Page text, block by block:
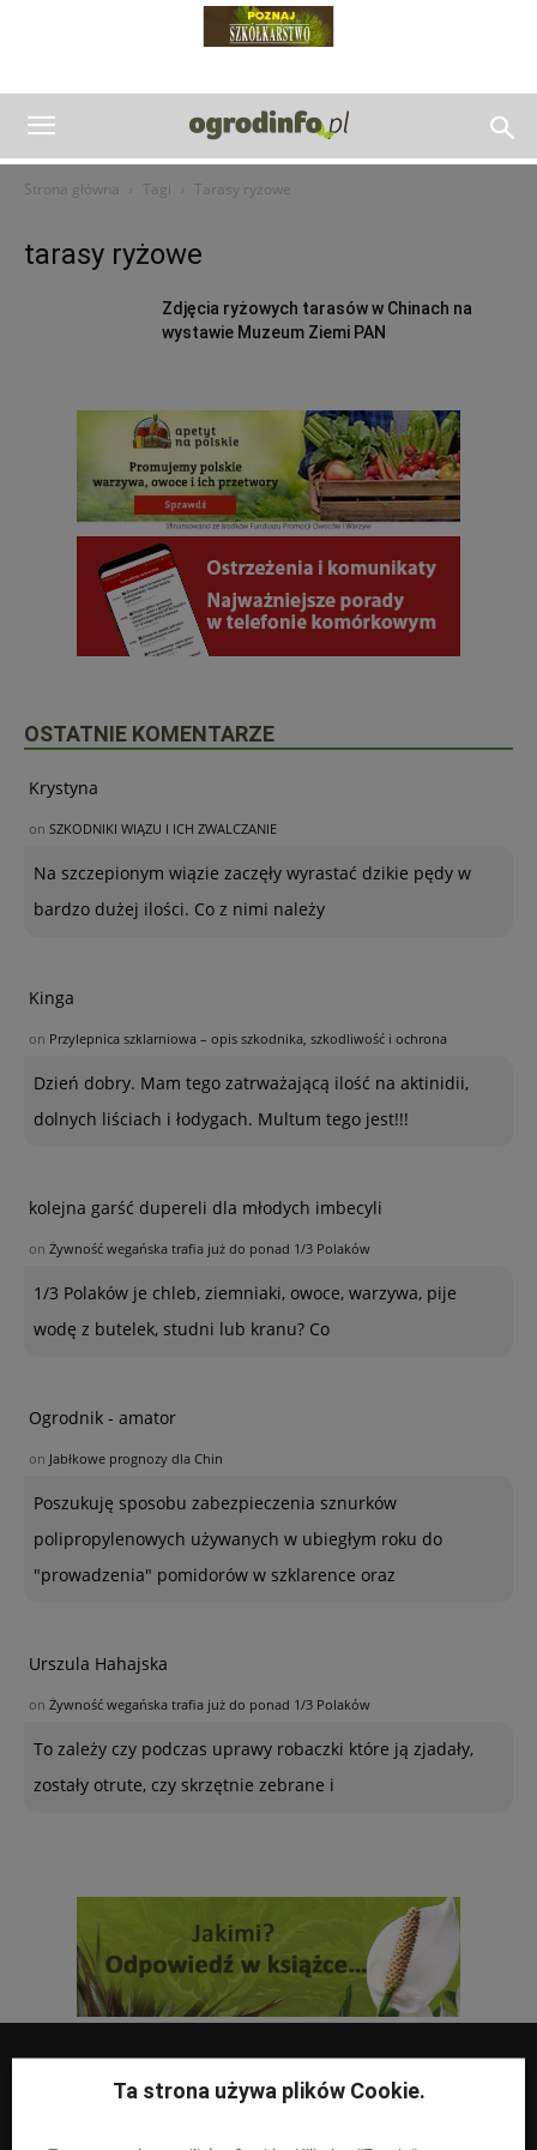
Strona główna Tagi Tarasy ryżowe
tarasy ryżowe
Zdjęcia ryżowych tarasów w Chinach na
wystawie Muzeum Ziemi PAN
OSTATNIE KOMENTARZE
Krystyna
on SZKODNIKI WIĄZU I ICH ZWALCZANIE
Na szczepionym wiązie zaczęły wyrastać dzikie pędy w
bardzo dużej ilości. Co z nimi należy
Kinga
on Przylepnica szklarniowa – opis szkodnika, szkodliwość i ochrona
Dzień dobry. Mam tego zatrważającą ilość na aktinidii,
dolnych liściach i łodygach. Multum tego jest!!!
kolejna garść dupereli dla młodych imbecyli
on Żywność wegańska trafia już do ponad 1/3 Polaków
1/3 Polaków je chleb, ziemniaki, owoce, warzywa, pije
wodę z butelek, studni lub kranu? Co
Ogrodnik - amator
on Jabłkowe prognozy dla Chin
Poszukuję sposobu zabezpieczenia sznurków
polipropylenowych używanych w ubiegłym roku do
"prowadzenia" pomidorów w szklarence oraz
Urszula Hahajska
on Żywność wegańska trafia już do ponad 1/3 Polaków
To zależy czy podczas uprawy robaczki które ją zjadały,
zostały otrute, czy skrzętnie zebrane i
Ta strona używa plików Cookie.